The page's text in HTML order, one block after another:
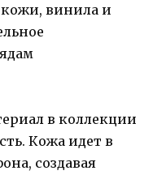
винила и
в коллекции
Кожа идет в
создавая